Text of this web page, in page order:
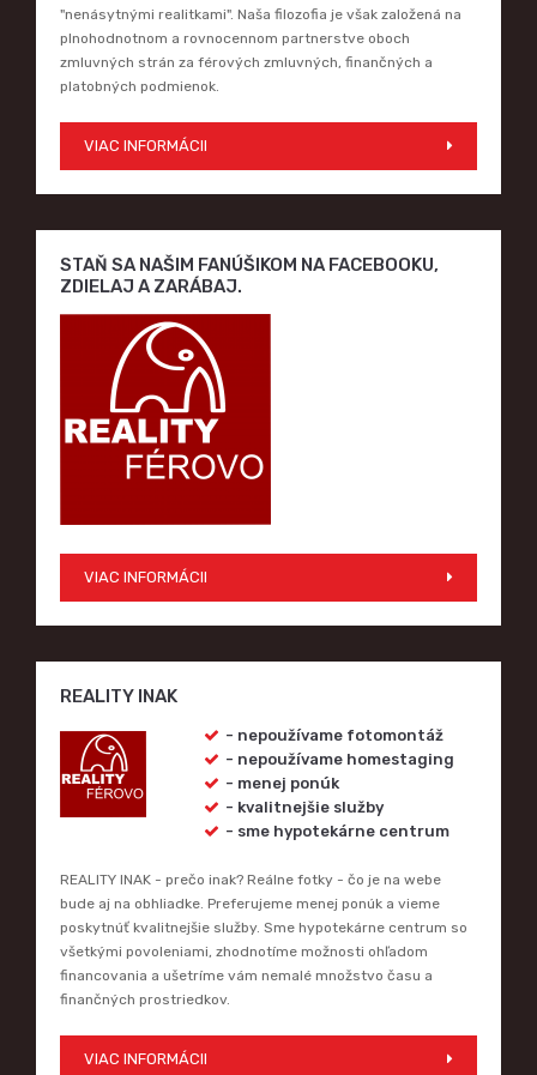
"nenásytnými realitkami". Naša filozofia je však založená na
plnohodnotnom a rovnocennom partnerstve oboch
zmluvných strán za férových zmluvných, finančných a
platobných podmienok.
VIAC INFORMÁCII
STAŇ SA NAŠIM FANÚŠIKOM NA FACEBOOKU,
ZDIELAJ A ZARÁBAJ.
VIAC INFORMÁCII
REALITY INAK
- nepoužívame fotomontáž
- nepoužívame homestaging
- menej ponúk
- kvalitnejšie služby
- sme hypotekárne centrum
REALITY INAK - prečo inak? Reálne fotky - čo je na webe
bude aj na obhliadke. Preferujeme menej ponúk a vieme
poskytnúť kvalitnejšie služby. Sme hypotekárne centrum so
všetkými povoleniami, zhodnotíme možnosti ohľadom
financovania a ušetríme vám nemalé množstvo času a
finančných prostriedkov.
VIAC INFORMÁCII